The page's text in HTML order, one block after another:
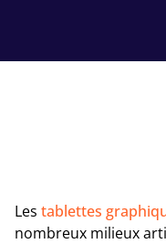
Les tablettes
nombreux milieux